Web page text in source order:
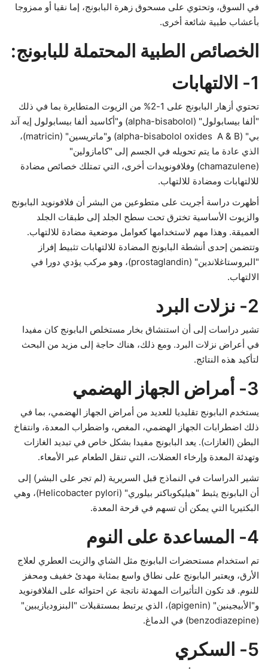
في السوق، وتحتوي على مسحوق زهرة البابونج، إما نقيا أو ممزوجا
بأعشاب طبية شائعة أخرى.
الخصائص الطبية المحتملة للبابونج:
1- الالتهابات
تحتوي أزهار البابونج على 1-2% من الزيوت المتطايرة بما في ذلك
"ألفا بيسابولول" (alpha-bisabolol) و"أكاسيد ألفا بيسابولول إيه آند
بي" (alpha-bisabolol oxides A & B) و"ماتريسين" (matricin)،
الذي عادة ما يتم تحويله في الجسم إلى "كامازولين"
(chamazulene) وفلافونويدات أخرى، التي تمتلك خصائص مضادة
للالتهابات ومضادة للالتهاب.
أظهرت دراسة أجريت على متطوعين من البشر أن فلافونويد البابونج
والزيوت الأساسية تخترق تحت سطح الجلد إلى طبقات الجلد
العميقة. وهذا مهم لاستخدامها كعوامل موضعية مضادة للالتهاب.
وتتضمن إحدى أنشطة البابونج المضادة للالتهابات تثبيط إفراز
"البروستاغلاندين" (prostaglandin)، وهو مركب يؤدي دورا في
الالتهاب.
2- نزلات البرد
تشير دراسات إلى أن استنشاق بخار مستخلص البابونج كان مفيدا
في أعراض نزلات البرد. ومع ذلك، هناك حاجة إلى مزيد من البحث
لتأكيد هذه النتائج.
3- أمراض الجهاز الهضمي
يستخدم البابونج تقليديا للعديد من أمراض الجهاز الهضمي، بما في
ذلك اضطرابات الجهاز الهضمي، المغص، واضطراب المعدة، وانتفاخ
البطن (الغازات). يعد البابونج مفيدا بشكل خاص في تبديد الغازات
وتهدئة المعدة وإرخاء العضلات، التي تنقل الطعام عبر الأمعاء.
تشير الدراسات في النماذج قبل السريرية (لم تجر على البشر) إلى
أن البابونج يثبط "هيليكوباكتر بيلوري" (Helicobacter pylori)، وهي
البكتيريا التي يمكن أن تسهم في قرحة المعدة.
4- المساعدة على النوم
تم استخدام مستحضرات البابونج مثل الشاي والزيت العطري لعلاج
الأرق، ويعتبر البابونج على نطاق واسع بمثابة مهدئ خفيف ومحفز
للنوم. قد تكون التأثيرات المهدئة ناتجة عن احتوائه على الفلافونويد
و"الأبيجينين" (apigenin)، الذي يرتبط بمستقبلات "البنزوديازيبين"
(benzodiazepine) في الدماغ.
5- السكري